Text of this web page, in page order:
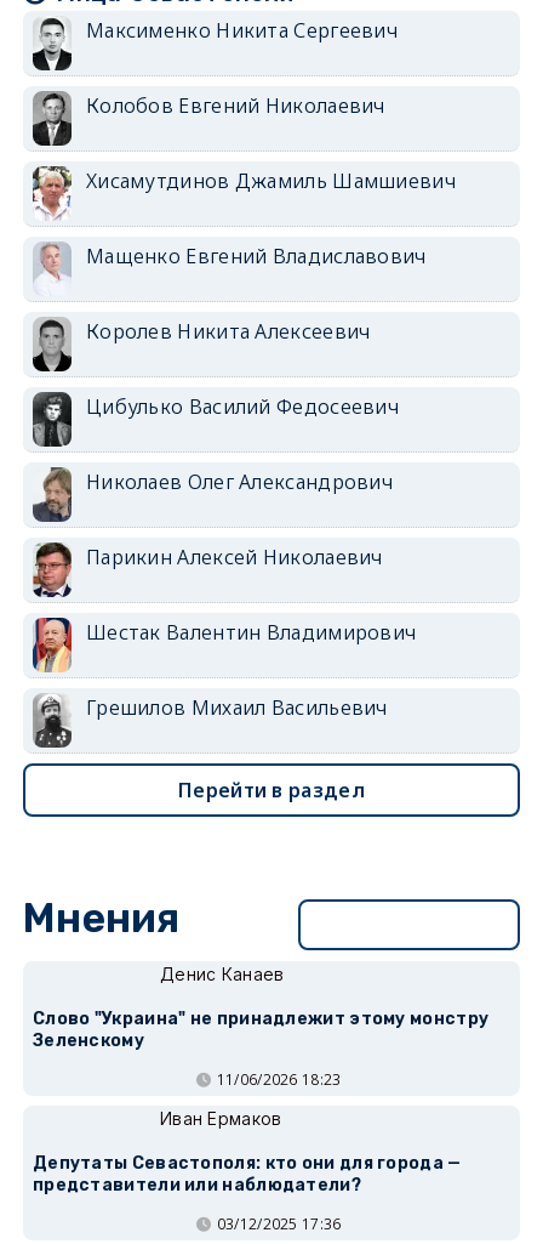
Максименко Никита Сергеевич
Колобов Евгений Николаевич
Хисамутдинов Джамиль Шамшиевич
Мащенко Евгений Владиславович
Королев Никита Алексеевич
Цибулько Василий Федосеевич
Николаев Олег Александрович
Парикин Алексей Николаевич
Шестак Валентин Владимирович
Грешилов Михаил Васильевич
Перейти в раздел
Мнения
Денис Канаев
Слово "Украина" не принадлежит этому монстру
Зеленскому
11/06/2026 18:23
Иван Ермаков
Депутаты Севастополя: кто они для города —
представители или наблюдатели?
03/12/2025 17:36